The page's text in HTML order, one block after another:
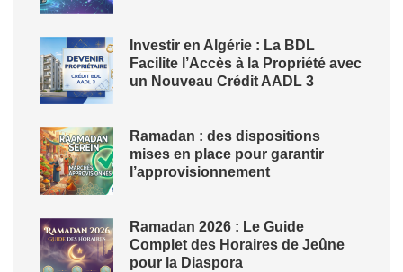
Investir en Algérie : La BDL
Facilite l’Accès à la Propriété avec
un Nouveau Crédit AADL 3
Ramadan : des dispositions
mises en place pour garantir
l’approvisionnement
Ramadan 2026 : Le Guide
Complet des Horaires de Jeûne
pour la Diaspora